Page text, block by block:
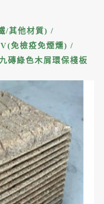
/其他材質) /
免檢疫免煙燻) /
磚綠色木屑環保棧板